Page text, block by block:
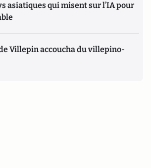
asiatiques qui misent sur l’IA pour
Villepin accoucha du villepino-